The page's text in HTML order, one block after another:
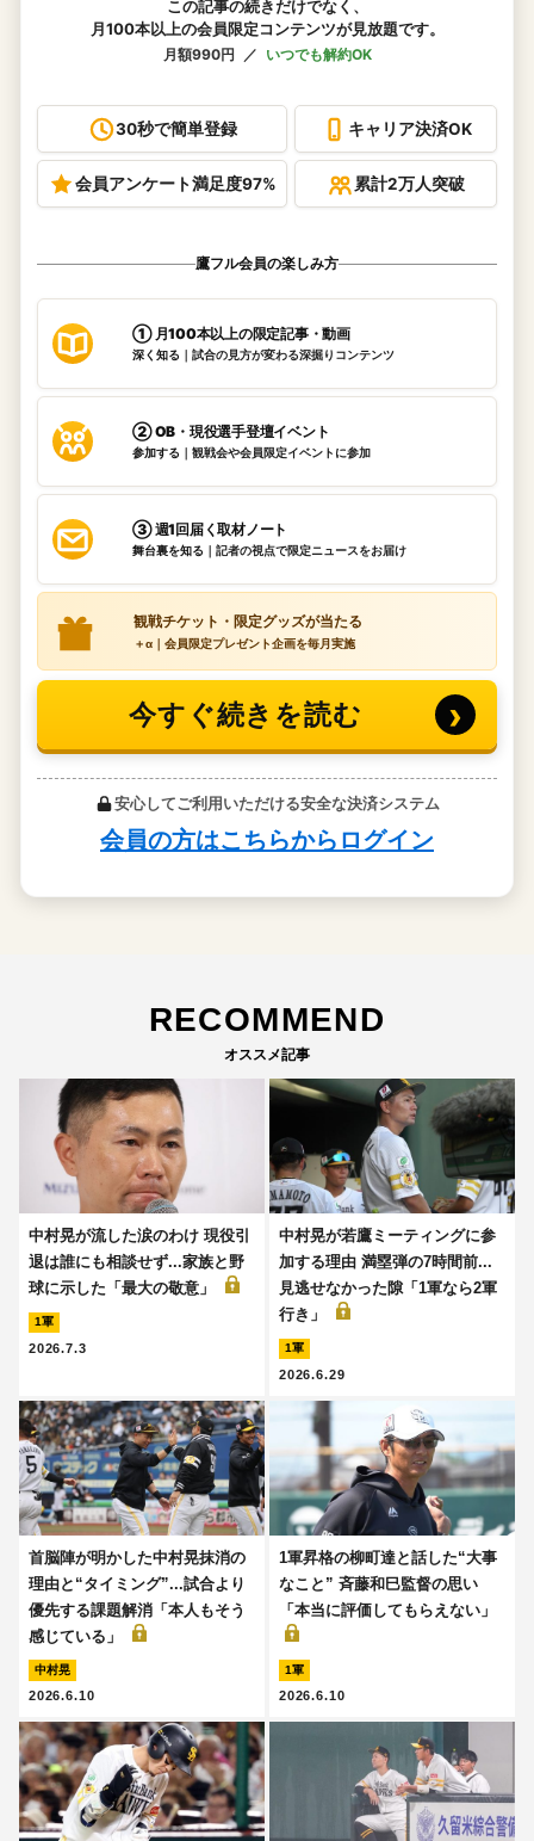
RECOMMEND
オススメ記事
中村晃が流した涙のわけ 現役引
退は誰にも相談せず...家族と野
球に示した「最大の敬意」
1軍
2026.7.3
中村晃が若鷹ミーティングに参
加する理由 満塁弾の7時間前...
見逃せなかった隙「1軍なら2軍
行き」
1軍
2026.6.29
首脳陣が明かした中村晃抹消の
理由と“タイミング”...試合より
優先する課題解消「本人もそう
感じている」
中村晃
2026.6.10
1軍昇格の柳町達と話した“大事
なこと” 斉藤和巳監督の思い
「本当に評価してもらえない」
1軍
2026.6.10